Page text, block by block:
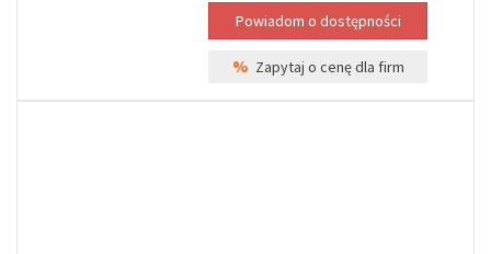
% Zapytaj o cenę dla firm